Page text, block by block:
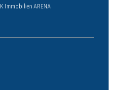
Immobilien ARENA